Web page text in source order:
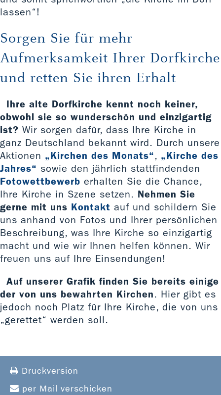
lassen“!
Sorgen Sie für mehr
Aufmerksamkeit Ihrer Dorfkirche
und retten Sie ihren Erhalt
Ihre alte Dorfkirche kennt noch keiner,
obwohl sie so wunderschön und einzigartig
ist? Wir sorgen dafür, dass Ihre Kirche in
ganz Deutschland bekannt wird. Durch unsere
Aktionen „Kirchen des Monats“, „Kirche des
Jahres“ sowie den jährlich stattfindenden
Fotowettbewerb erhalten Sie die Chance,
Ihre Kirche in Szene setzen. Nehmen Sie
gerne mit uns Kontakt auf und schildern Sie
uns anhand von Fotos und Ihrer persönlichen
Beschreibung, was Ihre Kirche so einzigartig
macht und wie wir Ihnen helfen können. Wir
freuen uns auf Ihre Einsendungen!
Auf unserer Grafik finden Sie bereits einige
der von uns bewahrten Kirchen. Hier gibt es
jedoch noch Platz für Ihre Kirche, die von uns
„gerettet“ werden soll.
Druckversion
per Mail verschicken